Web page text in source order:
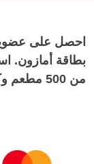
بطاقة أمازون.
من 500 مطعم وكافيه في جميع أنحاء الإمارات.